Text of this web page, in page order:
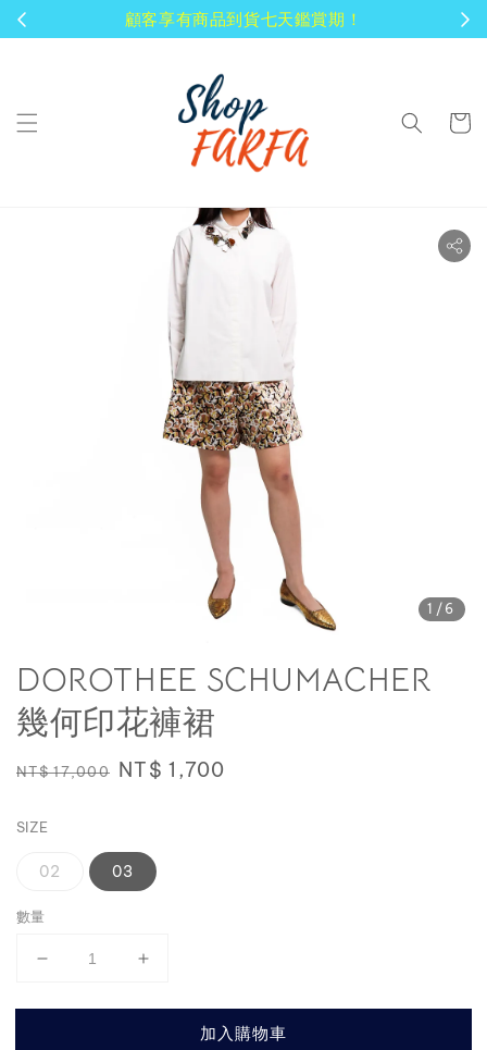
顧客享有商品到貨七天鑑賞期！
1 /6
DOROTHEE SCHUMACHER
幾何印花褲裙
Regular
NT$ 17,000 Sale
NT$ 1,700
SIZE
02 03
數量
加入購物車